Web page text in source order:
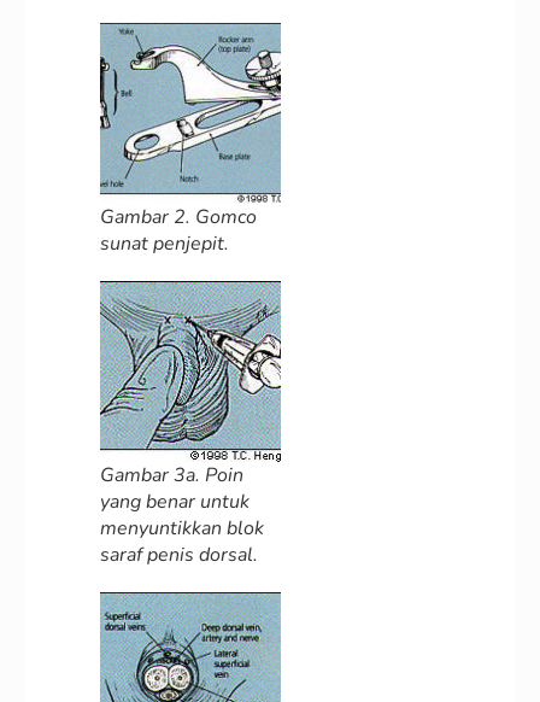
Gambar 2. Gomco
sunat penjepit.
Gambar 3a. Poin
yang benar untuk
menyuntikkan blok
saraf penis dorsal.